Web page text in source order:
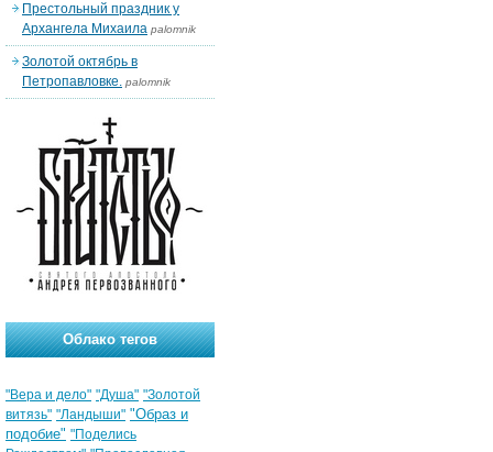
Престольный праздник у
Архангела Михаила palomnik
Золотой октябрь в
Петропавловке. palomnik
Облако тегов
"Вера и дело" "Душа" "Золотой
витязь" "Ландыши" "Образ и
подобие" "Поделись